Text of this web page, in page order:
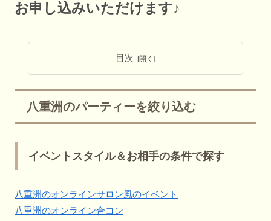
お申し込みいただけます♪
目次
八重洲のパーティーを絞り込む
イベントスタイル＆お相手の条件で探す
八重洲のオンラインサロン風のイベント
八重洲のオンライン合コン